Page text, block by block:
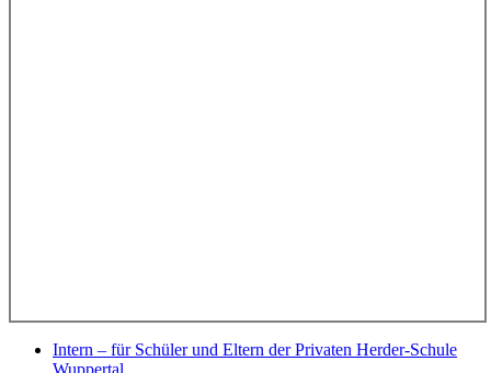
Intern – für Schüler und Eltern der Privaten Herder-Schule
Wuppertal